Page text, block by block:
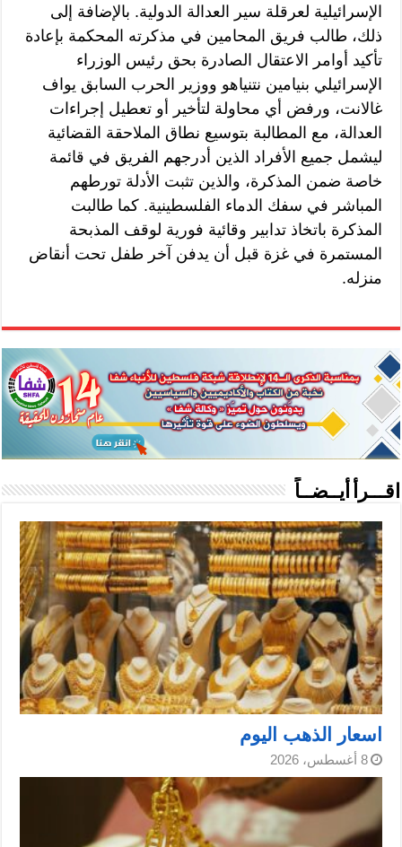
الإسرائيلية لعرقلة سير العدالة الدولية. بالإضافة إلى
ذلك، طالب فريق المحامين في مذكرته المحكمة بإعادة
تأكيد أوامر الاعتقال الصادرة بحق رئيس الوزراء
الإسرائيلي بنيامين نتنياهو ووزير الحرب السابق يواف
غالانت، ورفض أي محاولة لتأخير أو تعطيل إجراءات
العدالة، مع المطالبة بتوسيع نطاق الملاحقة القضائية
ليشمل جميع الأفراد الذين أدرجهم الفريق في قائمة
خاصة ضمن المذكرة، والذين تثبت الأدلة تورطهم
المباشر في سفك الدماء الفلسطينية. كما طالبت
المذكرة باتخاذ تدابير وقائية فورية لوقف المذبحة
المستمرة في غزة قبل أن يدفن آخر طفل تحت أنقاض
منزله.
اقـــرأ أيــضــاً
اسعار الذهب اليوم
8 أغسطس، 2026